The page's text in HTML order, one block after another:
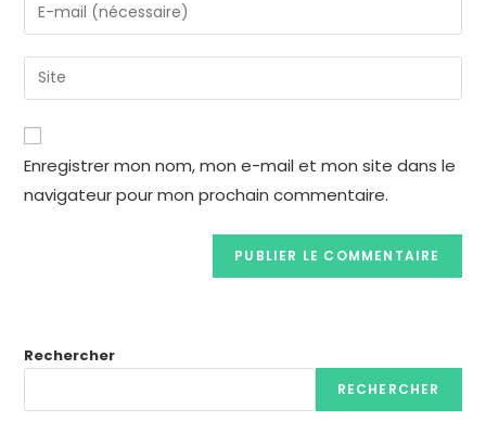
Enregistrer mon nom, mon e-mail et mon site dans le
navigateur pour mon prochain commentaire.
Rechercher
RECHERCHER